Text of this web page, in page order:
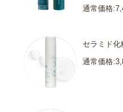
通常価格
セラミド化
通常価格